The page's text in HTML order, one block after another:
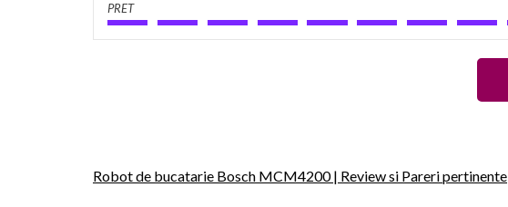
PRET
Navigare
Robot de bucatarie Bosch MCM4200 | Review si Pareri pertinente